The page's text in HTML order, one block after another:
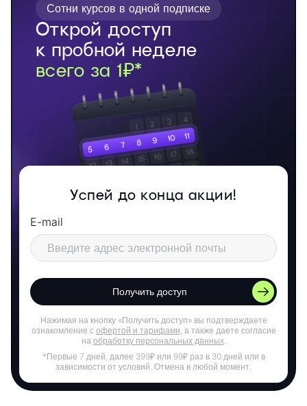
Открой доступ
к пробной неделе
всего за 1₽*
Сотни курсов в одной подписке
Успей до конца акции!
E-mail
Получить доступ
Нажимая на кнопку «Получить доступ» вы подтверждаете
ознакомление с офертой и тарифами , а также даете согласие
на обработку персональных данных.
*Первые 7 дней, далее 399₽ или 99₽ раз в 30 дней или в
зависимости от условий. Отмена в любой момент.